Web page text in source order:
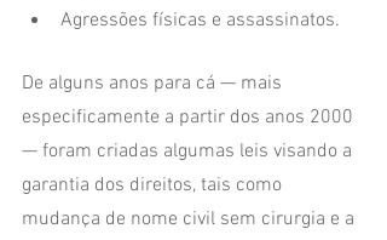
Agressões físicas e assassinatos.
De alguns anos para cá — mais
especificamente a partir dos anos 2000
— foram criadas algumas leis visando a
garantia dos direitos, tais como
mudança de nome civil sem cirurgia e a